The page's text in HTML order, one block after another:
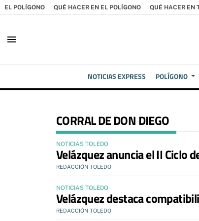
EL POLÍGONO QUÉ HACER EN EL POLÍGONO QUÉ HACER EN
menu
NOTICIAS EXPRESS POLÍGONO
CORRAL DE DON DIEGO
NOTICIAS TOLEDO
​Velázquez anuncia el II Ciclo
REDACCIÓN TOLEDO
NOTICIAS TOLEDO
Velázquez destaca
REDACCIÓN TOLEDO